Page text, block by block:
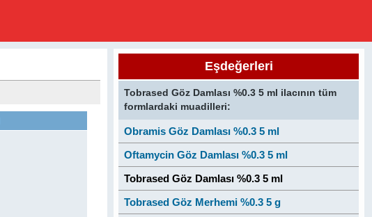
Eşdeğerleri
Tobrased Göz Damlası %0.3 5 ml ilacının tüm
formlardaki muadilleri:
Obramis Göz Damlası %0.3 5 ml
Oftamycin Göz Damlası %0.3 5 ml
Tobrased Göz Damlası %0.3 5 ml
Tobrased Göz Merhemi %0.3 5 g